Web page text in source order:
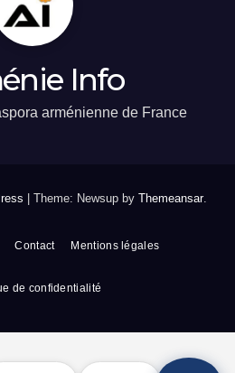
Info
arménienne de France
Theme: Newsup by Themeansar.
Contact Mentions légales
de confidentialité